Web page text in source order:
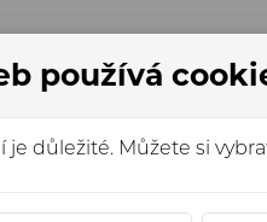
používá
je důležité. Můžete si